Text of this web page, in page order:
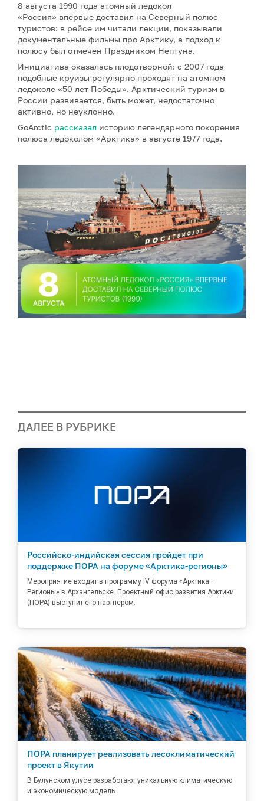
8 августа 1990 года атомный ледокол
«Россия» впервые доставил на Северный полюс
туристов: в рейсе им читали лекции, показывали
документальные фильмы про Арктику, а подход к
полюсу был отмечен Праздником Нептуна.
Инициатива оказалась плодотворной: с 2007 года
подобные круизы регулярно проходят на атомном
ледоколе «50 лет Победы». Арктический туризм в
России развивается, быть может, недостаточно
активно, но неуклонно.
GoArctic рассказал историю легендарного покорения
полюса ледоколом «Арктика» в августе 1977 года.
ДАЛЕЕ В РУБРИКЕ
Российско-индийская сессия пройдет при
поддержке ПОРА на форуме «Арктика-регионы»
Мероприятие входит в программу IV форума «Арктика –
Регионы» в Архангельске. Проектный офис развития Арктики
(ПОРА) выступит его партнером.
ПОРА планирует реализовать лесоклиматический
проект в Якутии
В Булунском улусе разработают уникальную климатическую
и экономическую модель